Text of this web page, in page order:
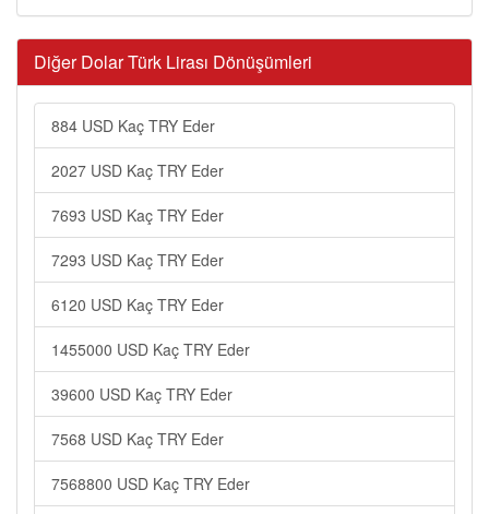
Diğer Dolar Türk Lirası Dönüşümleri
884 USD Kaç TRY Eder
2027 USD Kaç TRY Eder
7693 USD Kaç TRY Eder
7293 USD Kaç TRY Eder
6120 USD Kaç TRY Eder
1455000 USD Kaç TRY Eder
39600 USD Kaç TRY Eder
7568 USD Kaç TRY Eder
7568800 USD Kaç TRY Eder